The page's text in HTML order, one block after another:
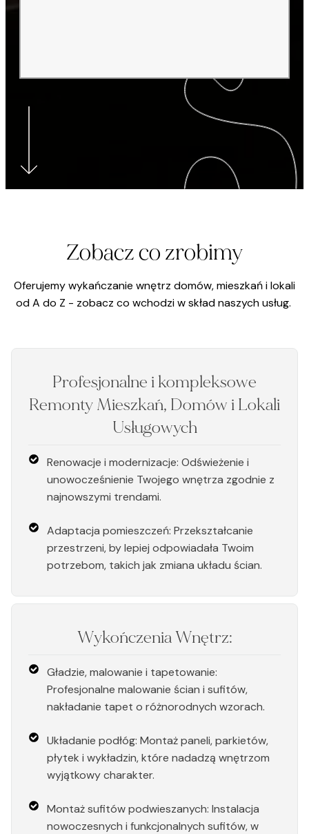
Zobacz co zrobimy
Oferujemy wykańczanie wnętrz domów, mieszkań i lokali
od A do Z - zobacz co wchodzi w skład naszych usług.
Profesjonalne i kompleksowe
Remonty Mieszkań, Domów i Lokali
Usługowych
Renowacje i modernizacje: Odświeżenie i
unowocześnienie Twojego wnętrza zgodnie z
najnowszymi trendami.
Adaptacja pomieszczeń: Przekształcanie
przestrzeni, by lepiej odpowiadała Twoim
potrzebom, takich jak zmiana układu ścian.
Wykończenia Wnętrz:
Gładzie, malowanie i tapetowanie:
Profesjonalne malowanie ścian i sufitów,
nakładanie tapet o różnorodnych wzorach.
Układanie podłóg: Montaż paneli, parkietów,
płytek i wykładzin, które nadadzą wnętrzom
wyjątkowy charakter.
Montaż sufitów podwieszanych: Instalacja
nowoczesnych i funkcjonalnych sufitów, w